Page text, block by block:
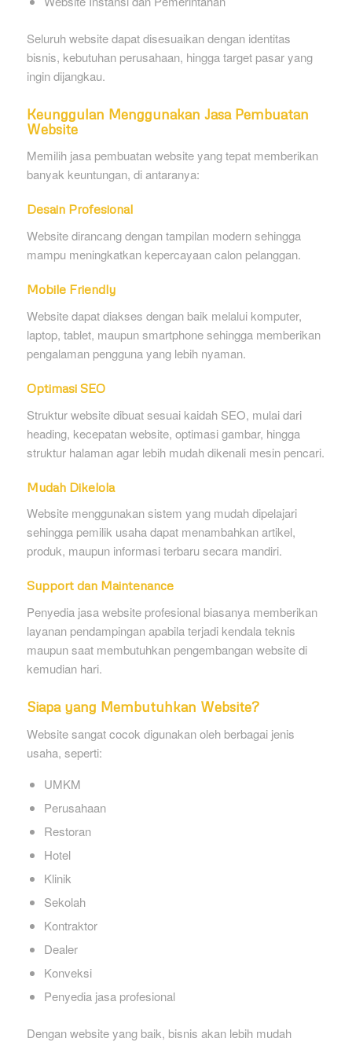
Seluruh website dapat disesuaikan dengan identitas
bisnis, kebutuhan perusahaan, hingga target pasar yang
ingin dijangkau.
Keunggulan Menggunakan Jasa Pembuatan
Website
Memilih jasa pembuatan website yang tepat memberikan
banyak keuntungan, di antaranya:
Desain Profesional
Website dirancang dengan tampilan modern sehingga
mampu meningkatkan kepercayaan calon pelanggan.
Mobile Friendly
Website dapat diakses dengan baik melalui komputer,
laptop, tablet, maupun smartphone sehingga memberikan
pengalaman pengguna yang lebih nyaman.
Optimasi SEO
Struktur website dibuat sesuai kaidah SEO, mulai dari
heading, kecepatan website, optimasi gambar, hingga
struktur halaman agar lebih mudah dikenali mesin pencari.
Mudah Dikelola
Website menggunakan sistem yang mudah dipelajari
sehingga pemilik usaha dapat menambahkan artikel,
produk, maupun informasi terbaru secara mandiri.
Support dan Maintenance
Penyedia jasa website profesional biasanya memberikan
layanan pendampingan apabila terjadi kendala teknis
maupun saat membutuhkan pengembangan website di
kemudian hari.
Siapa yang Membutuhkan Website?
Website sangat cocok digunakan oleh berbagai jenis
usaha, seperti:
UMKM
Perusahaan
Restoran
Hotel
Klinik
Sekolah
Kontraktor
Dealer
Konveksi
Penyedia jasa profesional
Dengan website yang baik, bisnis akan lebih mudah